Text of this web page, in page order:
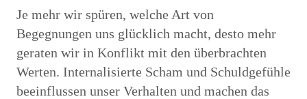
Je mehr wir spüren, welche Art von
Begegnungen uns glücklich macht, desto mehr
geraten wir in Konflikt mit den überbrachten
Werten. Internalisierte Scham und Schuldgefühle
beeinflussen unser Verhalten und machen das